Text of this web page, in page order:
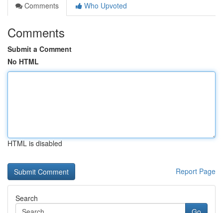
Comments
Who Upvoted
Comments
Submit a Comment
No HTML
HTML is disabled
Report Page
Search